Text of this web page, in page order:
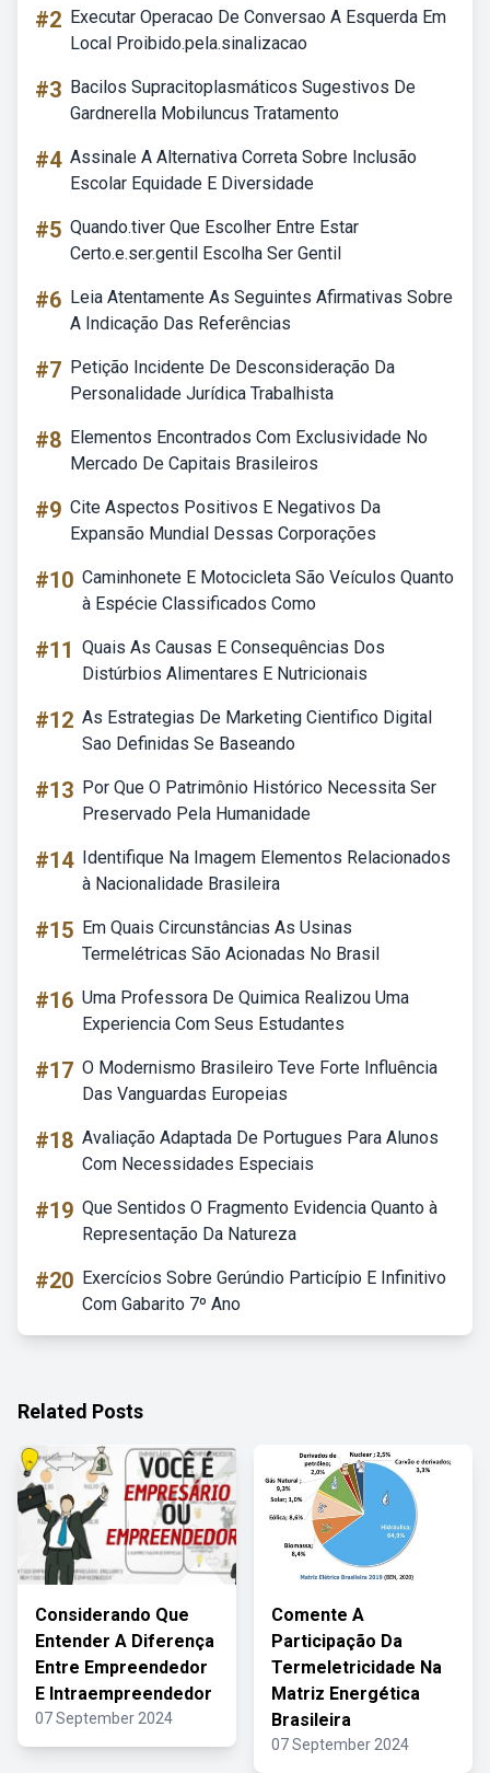
#2 Executar Operacao De Conversao A Esquerda Em
Local Proibido.pela.sinalizacao
#3 Bacilos Supracitoplasmáticos Sugestivos De
Gardnerella Mobiluncus Tratamento
#4 Assinale A Alternativa Correta Sobre Inclusão
Escolar Equidade E Diversidade
#5 Quando.tiver Que Escolher Entre Estar
Certo.e.ser.gentil Escolha Ser Gentil
#6 Leia Atentamente As Seguintes Afirmativas Sobre
A Indicação Das Referências
#7 Petição Incidente De Desconsideração Da
Personalidade Jurídica Trabalhista
#8 Elementos Encontrados Com Exclusividade No
Mercado De Capitais Brasileiros
#9 Cite Aspectos Positivos E Negativos Da
Expansão Mundial Dessas Corporações
#10 Caminhonete E Motocicleta São Veículos Quanto
à Espécie Classificados Como
#11 Quais As Causas E Consequências Dos
Distúrbios Alimentares E Nutricionais
#12 As Estrategias De Marketing Cientifico Digital
Sao Definidas Se Baseando
#13 Por Que O Patrimônio Histórico Necessita Ser
Preservado Pela Humanidade
#14 Identifique Na Imagem Elementos Relacionados
à Nacionalidade Brasileira
#15 Em Quais Circunstâncias As Usinas
Termelétricas São Acionadas No Brasil
#16 Uma Professora De Quimica Realizou Uma
Experiencia Com Seus Estudantes
#17 O Modernismo Brasileiro Teve Forte Influência
Das Vanguardas Europeias
#18 Avaliação Adaptada De Portugues Para Alunos
Com Necessidades Especiais
#19 Que Sentidos O Fragmento Evidencia Quanto à
Representação Da Natureza
#20 Exercícios Sobre Gerúndio Particípio E Infinitivo
Com Gabarito 7º Ano
Related Posts
Considerando Que
Entender A Diferença
Entre Empreendedor
E Intraempreendedor
07 September 2024
Comente A
Participação Da
Termeletricidade Na
Matriz Energética
Brasileira
07 September 2024